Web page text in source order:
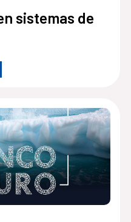
sistemas de